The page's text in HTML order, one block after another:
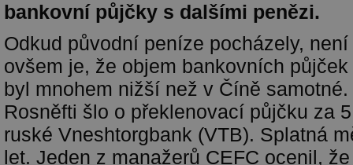
bankovní půjčky s dalšími penězi.
Odkud původní peníze pocházely,
ovšem je, že objem bankovních
byl mnohem nižší než v Číně
Rosněfti šlo o překlenovací půjčku za
ruské Vneshtorgbank (VTB). Splatná
let. Jeden z manažerů CEFC ocenil,